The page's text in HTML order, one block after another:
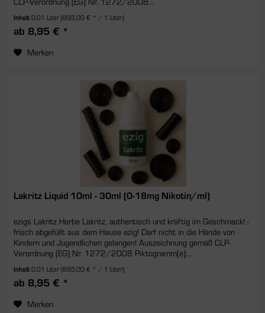
Inhalt0.01 Liter(895,00 € * / 1 Liter)
ab 8,95 € *
Merken
Lakritz Liquid 10ml - 30ml (0-18mg Nikotin/ml)
ezigs Lakritz Herbe Lakritz, authentisch und kräftig im Geschmack! -
frisch abgefüllt aus dem Hause ezig! Darf nicht in die Hände von
Kindern und Jugendlichen gelangen! Auszeichnung gemäß CLP-
Verordnung (EG) Nr. 1272/2008 Piktogramm(e):...
Inhalt0.01 Liter(895,00 € * / 1 Liter)
ab 8,95 € *
Merken